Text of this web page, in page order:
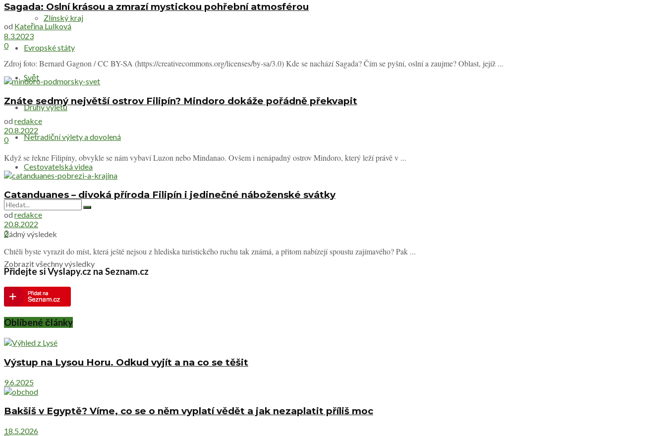
Zlínský kraj
Evropské státy
Svět
Druhy výletů
Netradiční výlety a dovolená
Cestovatelská videa
Žádný výsledek
Zobrazit všechny výsledky
Sagada: Oslní krásou a zmrazí mystickou pohřební atmosférou
od Kateřina Lulková
8.3.2023
0
Zdroj foto: Bernard Gagnon / CC BY-SA (https://creativecommons.org/licenses/by-sa/3.0) Kde se nachází Sagada? Čím se pyšní, oslní a zaujme? Oblast, jejíž ...
Znáte sedmý největší ostrov Filipín? Mindoro dokáže pořádně překvapit
od redakce
20.8.2022
0
Když se řekne Filipíny, obvykle se nám vybaví Luzon nebo Mindanao. Ovšem i nenápadný ostrov Mindoro, který leží právě v ...
Catanduanes – divoká příroda Filipín i jedinečné náboženské svátky
od redakce
20.8.2022
0
Chtěli byste vyrazit do míst, která ještě nejsou z hlediska turistického ruchu tak známá, a přitom nabízejí spoustu zajímavého? Pak ...
Přidejte si Vyslapy.cz na Seznam.cz
Oblíbené články
Výstup na Lysou Horu. Odkud vyjít a na co se těšit
9.6.2025
Bakšiš v Egyptě? Víme, co se o něm vyplatí vědět a jak nezaplatit příliš moc
18.5.2026